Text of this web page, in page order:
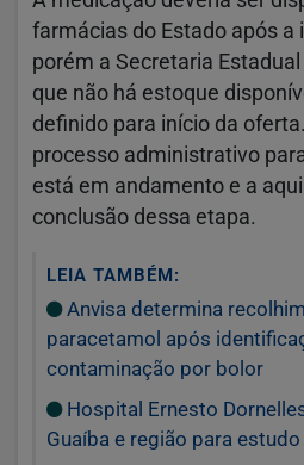
farmácias do Estado após a
porém a Secretaria
que não há estoque
definido para início da
processo administrativo
está em andamento e a
conclusão dessa etapa.
LEIA TAMBÉM:
Anvisa determina
paracetamol após
contaminação por bolor
Hospital Ernesto
Guaíba e região para